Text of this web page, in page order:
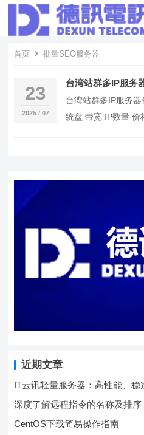
首页 批量SEO服务器
23
2025 / 07
台湾站群多IP服务
台湾站群多IP服务
统盘 带宽 IP数量
近期文章
IT云讯轻量服务器：高性能、
深度了解远程指令的名称及排序
CentOS下载简易操作指南